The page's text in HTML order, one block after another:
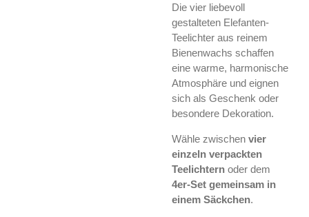
Die vier liebevoll
gestalteten Elefanten-
Teelichter aus reinem
Bienenwachs schaffen
eine warme, harmonische
Atmosphäre und eignen
sich als Geschenk oder
besondere Dekoration.
Wähle zwischen vier
einzeln verpackten
Teelichtern oder dem
4er-Set gemeinsam in
einem Säckchen.